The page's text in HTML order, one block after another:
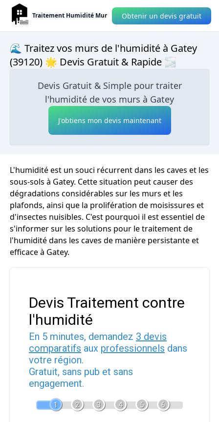
Traitement Humidité Mur Obtenir un devis gratuit
🌊 Traitez vos murs de l'humidité à Gatey
(39120) 🌟 Devis Gratuit & Rapide 🌫
Devis Gratuit & Simple pour traiter
l'humidité de vos murs à Gatey
J'obtiens mon devis maintenant
L'humidité est un souci récurrent dans les caves et les
sous-sols à Gatey. Cette situation peut causer des
dégradations considérables sur les murs et les
plafonds, ainsi que la prolifération de moisissures et
d'insectes nuisibles. C'est pourquoi il est essentiel de
s'informer sur les solutions pour le traitement de
l'humidité dans les caves de manière persistante et
efficace à Gatey.
Devis Traitement contre
l'humidité
En 5 minutes, demandez 3 devis
comparatifs aux professionnels dans
votre région.
Gratuit, sans pub et sans
engagement.
1 2 3 4 5 6